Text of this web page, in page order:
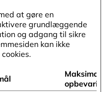
at gøre en
grundlæggende
og adgang til sikre
kan ikke
Maksimal